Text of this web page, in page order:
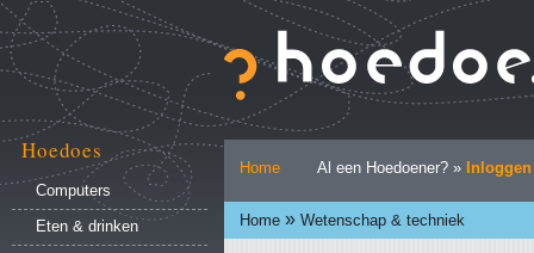
naar
inhoud.
Ga
naar
navigatie
Persoonlijke
hulpmiddelen
Home Al een Hoedoener? » Inloggen
Home » Wetenschap & techniek
Hoedoes
Computers
Eten & drinken